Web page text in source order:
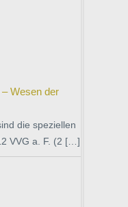
Wesen der
die speziellen
VVG a. F. (2 […]